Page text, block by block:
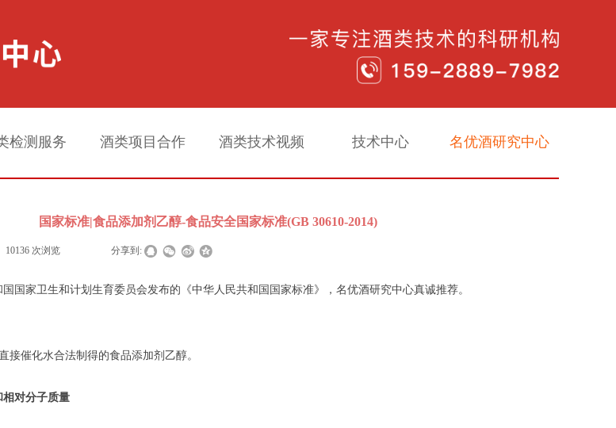
检测服务 酒类项目合作 酒类技术视频 技术中心 名优酒研究中心
国家标准|食品添加剂乙醇-食品安全国家标准(GB 30610-2014)
10136 次浏览 分享到:
国家卫生和计划生育委员会发布的《中华人民共和国国家标准》， 名优酒研究中心真诚推荐。
接催化水合法制得的食品添加剂乙醇。
对分子质量